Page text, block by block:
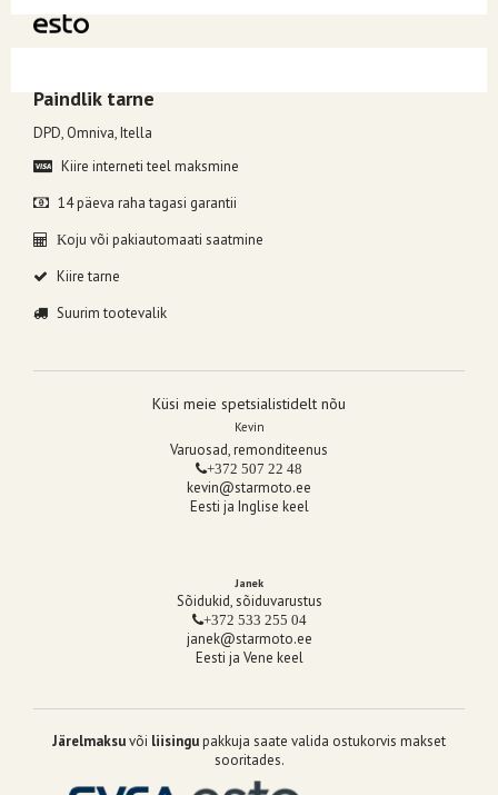
Paindlik tarne
DPD, Omniva, Itella
Kiire interneti teel maksmine
14 päeva raha tagasi garantii
Koju või pakiautomaati saatmine
Kiire tarne
Suurim tootevalik
Küsi meie spetsialistidelt nõu
Kevin
Varuosad, remonditeenus
+372 507 22 48
kevin@starmoto.ee
Eesti ja Inglise keel
Janek
Sõidukid, sõiduvarustus
+372 533 255 04
janek@starmoto.ee
Eesti ja Vene keel
Järelmaksuvõi liisingupakkuja saate valida ostukorvis makset
sooritades.